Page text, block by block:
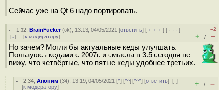
Сейчас уже на Qt 6 надо портировать.
1.32 ,BrainFucker(ok), 13:13, 04/05/2021 [ответить] [ ﹢﹢﹢] [ · · ·]
[↓] [к модератору]
–2
+ / –
Но зачем? Могли бы актуальные кеды улучшать.
Пользуюсь кедами с 2007г. и смысла в 3.5 сегодня не
вижу, что четвёртые, что пятые кеды удобнее третьих.
2.34 ,Аноним (34), 13:19, 04/05/2021 [^] [^^] [^^^] [ответить][↓]
[к модератору] + / –